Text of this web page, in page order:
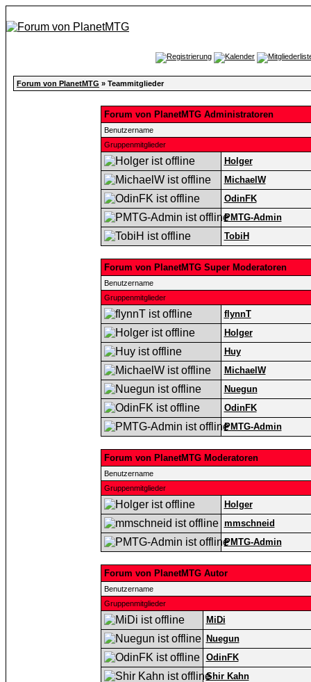
Forum von PlanetMTG » Teammitglieder
Forum von PlanetMTG Administratoren
Benutzername
Gruppenmitglieder
Holger
MichaelW
OdinFK
PMTG-Admin
TobiH
Forum von PlanetMTG Super Moderatoren
Benutzername
Gruppenmitglieder
flynnT
Holger
Huy
MichaelW
Nuegun
OdinFK
PMTG-Admin
Forum von PlanetMTG Moderatoren
Benutzername
Gruppenmitglieder
Holger
mmschneid
PMTG-Admin
Forum von PlanetMTG Autor
Benutzername
Gruppenmitglieder
MiDi
Nuegun
OdinFK
Shir Kahn